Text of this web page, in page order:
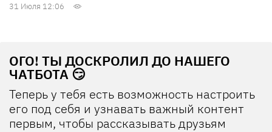
31 Июля 12:06
ОГО! ТЫ ДОСКРОЛИЛ ДО НАШЕГО
ЧАТБОТА 😏
Теперь у тебя есть возможность настроить
его под себя и узнавать важный контент
первым, чтобы рассказывать друзьям